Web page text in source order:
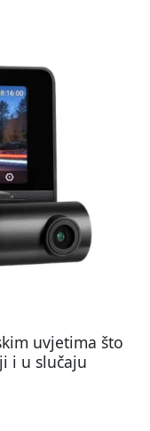
uvjetima što
i u slučaju